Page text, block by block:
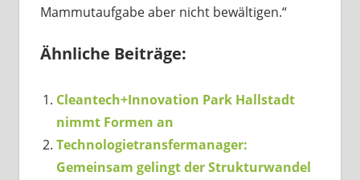
Mammutaufgabe aber nicht bewältigen.“
Ähnliche Beiträge:
Cleantech+Innovation Park Hallstadt
nimmt Formen an
Technologietransfermanager:
Gemeinsam gelingt der Strukturwandel